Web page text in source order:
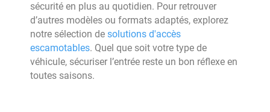
sécurité en plus au quotidien. Pour retrouver
d’autres modèles ou formats adaptés, explorez
notre sélection de solutions d'accès
escamotables. Quel que soit votre type de
véhicule, sécuriser l’entrée reste un bon réflexe en
toutes saisons.